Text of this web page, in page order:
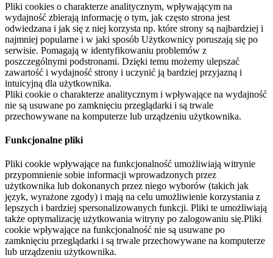
Pliki cookies o charakterze analitycznym, wpływającym na
wydajność zbierają informację o tym, jak często strona jest
odwiedzana i jak się z niej korzysta np. które strony są najbardziej i
najmniej popularne i w jaki sposób Użytkownicy poruszają się po
serwisie. Pomagają w identyfikowaniu problemów z
poszczególnymi podstronami. Dzięki temu możemy ulepszać
zawartość i wydajność strony i uczynić ją bardziej przyjazną i
intuicyjną dla użytkownika.
Pliki cookie o charakterze analitycznym i wpływające na wydajność
nie są usuwane po zamknięciu przeglądarki i są trwale
przechowywane na komputerze lub urządzeniu użytkownika.
Funkcjonalne pliki
Pliki cookie wpływające na funkcjonalność umożliwiają witrynie
przypomnienie sobie informacji wprowadzonych przez
użytkownika lub dokonanych przez niego wyborów (takich jak
język, wyrażone zgody) i mają na celu umożliwienie korzystania z
lepszych i bardziej spersonalizowanych funkcji. Pliki te umożliwiają
także optymalizację użytkowania witryny po zalogowaniu się.Pliki
cookie wpływające na funkcjonalność nie są usuwane po
zamknięciu przeglądarki i są trwale przechowywane na komputerze
lub urządzeniu użytkownika.